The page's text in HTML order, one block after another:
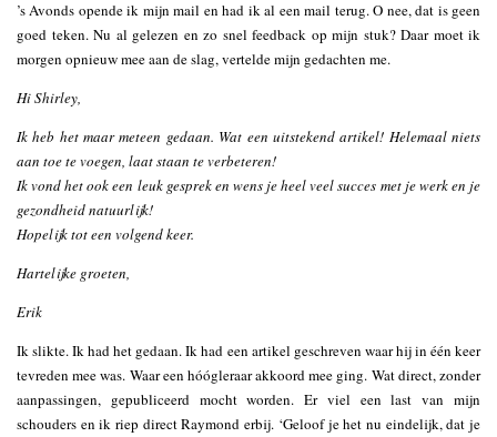
’s Avonds opende ik mijn mail en had ik al een mail terug. O nee, dat is geen
goed teken. Nu al gelezen en zo snel feedback op mijn stuk? Daar moet ik
morgen opnieuw mee aan de slag, vertelde mijn gedachten me.
Hi Shirley,
Ik heb het maar meteen gedaan. Wat een uitstekend artikel! Helemaal niets
aan toe te voegen, laat staan te verbeteren!
Ik vond het ook een leuk gesprek en wens je heel veel succes met je werk en je
gezondheid natuurlijk!
Hopelijk tot een volgend keer.
Hartelijke groeten,
Erik
Ik slikte. Ik had het gedaan. Ik had een artikel geschreven waar hij in één keer
tevreden mee was. Waar een hóógleraar akkoord mee ging. Wat direct, zonder
aanpassingen, gepubliceerd mocht worden. Er viel een last van mijn
schouders en ik riep direct Raymond erbij. ‘Geloof je het nu eindelijk, dat je